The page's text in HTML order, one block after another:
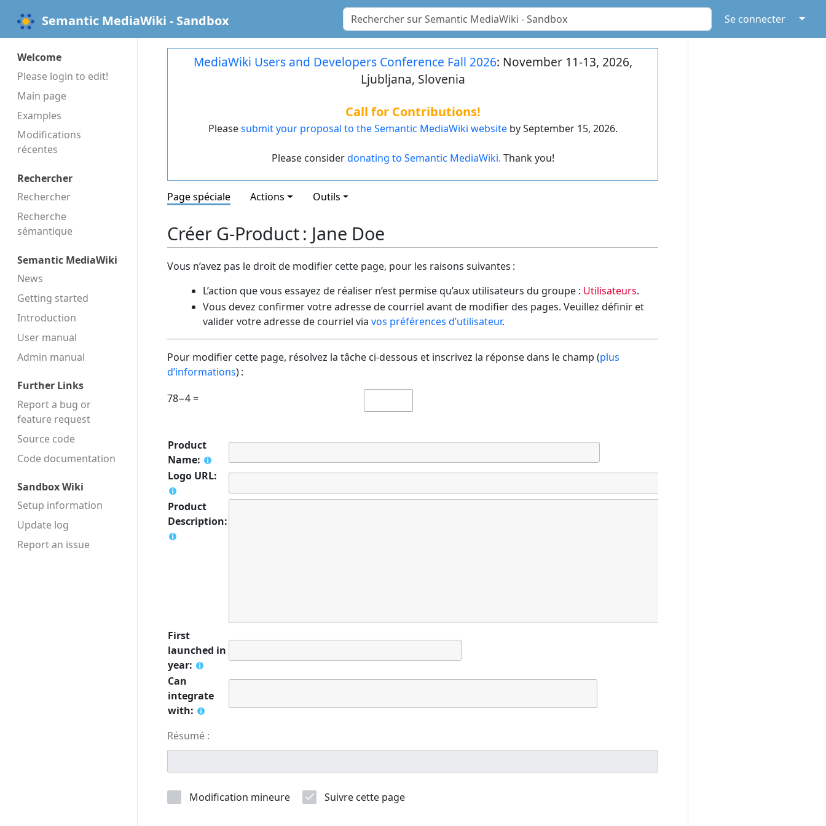
Semantic MediaWiki - Sandbox Se connecter ↓
Welcome
Please login to edit!
Main page
Examples
Modifications
récentes
Rechercher
Rechercher
Recherche
sémantique
Semantic MediaWiki
News
Getting started
Introduction
User manual
Admin manual
Further Links
Report a bug or
feature request
Source code
Code docu­mentation
Sandbox Wiki
Setup information
Update log
Report an issue
MediaWiki Users and Developers Conference Fall 2026: November 11-13, 2026,
Ljubljana, Slovenia
Call for Contributions!
Pleasesubmit your proposal to the Semantic MediaWiki websiteby September 15, 2026.
Please considerdonating to Semantic MediaWiki. Thank you!
Page spéciale Actions Outils
Créer G-Product : Jane Doe
Vous n’avez pas le droit de modifier cette page, pour les raisons suivantes :
L’action que vous essayez de réaliser n’est permise qu’aux utilisateurs du groupe : Utilisateurs.
Vous devez confirmer votre adresse de courriel avant de modifier des pages. Veuillez définir et
valider votre adresse de courriel via vos préférences d’utilisateur.
Pour modifier cette page, résolvez la tâche ci-dessous et inscrivez la réponse dans le champ (plus
d’informations) :
78−4 =
Product
Name:
Logo URL:
Product
Description:
First
launched in
year:
Can
integrate
with:
Résumé :
Modification mineure Suivre cette page